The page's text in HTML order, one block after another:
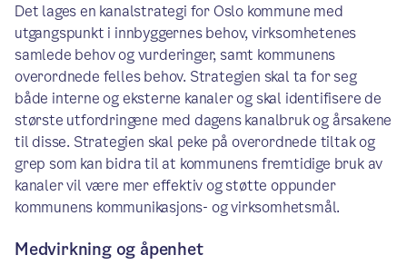
Det lages en kanalstrategi for Oslo kommune med
utgangspunkt i innbyggernes behov, virksomhetenes
samlede behov og vurderinger, samt kommunens
overordnede felles behov. Strategien skal ta for seg
både interne og eksterne kanaler og skal identifisere de
største utfordringene med dagens kanalbruk og årsakene
til disse. Strategien skal peke på overordnede tiltak og
grep som kan bidra til at kommunens fremtidige bruk av
kanaler vil være mer effektiv og støtte oppunder
kommunens kommunikasjons- og virksomhetsmål.
Medvirkning og åpenhet